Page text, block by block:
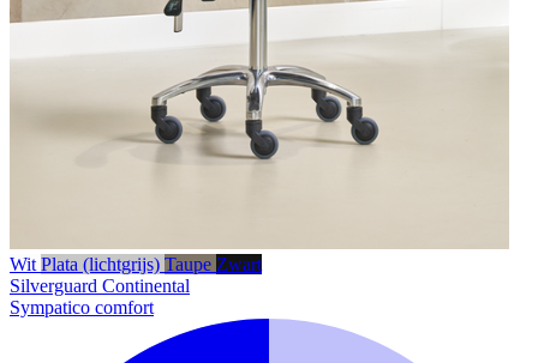
Wit Plata (lichtgrijs) Taupe Zwart
Silverguard Continental
Sympatico comfort